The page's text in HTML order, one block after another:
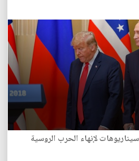
قمة ترامب وبوتين.. 5 سيناريوهات لإنهاء الحرب الروسية